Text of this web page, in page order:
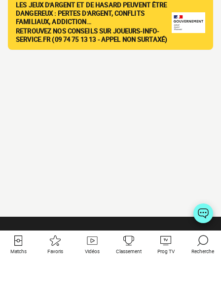
LES JEUX D'ARGENT ET DE HASARD PEUVENT ÊTRE
DANGEREUX : PERTES D'ARGENT, CONFLITS
FAMILIAUX, ADDICTION…
RETROUVEZ NOS CONSEILS SUR JOUEURS-INFO-
SERVICE.FR (09 74 75 13 13 - APPEL NON SURTAXÉ)
Matchs Favoris Vidéos Classement Prog TV Recherche